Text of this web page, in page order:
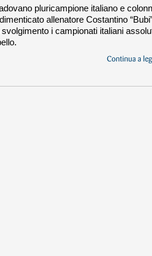
pluricampione italiano e
allenatore Costantino
i campionati italiani
Continua a